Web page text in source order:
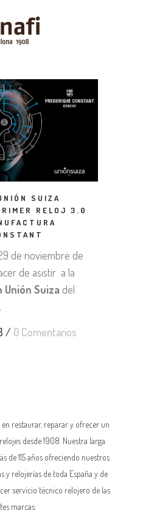
SUIZA
RELOJ 3.0
de noviembre de
de asistir a la
Suiza del
/ 0 Comentarios
restaurar, reparar y ofrecer un
desde 1908. Nuestra larga
de 115 años ofreciendo nuestros
y relojerías de toda España y de
servicio técnico relojero de las
marcas: